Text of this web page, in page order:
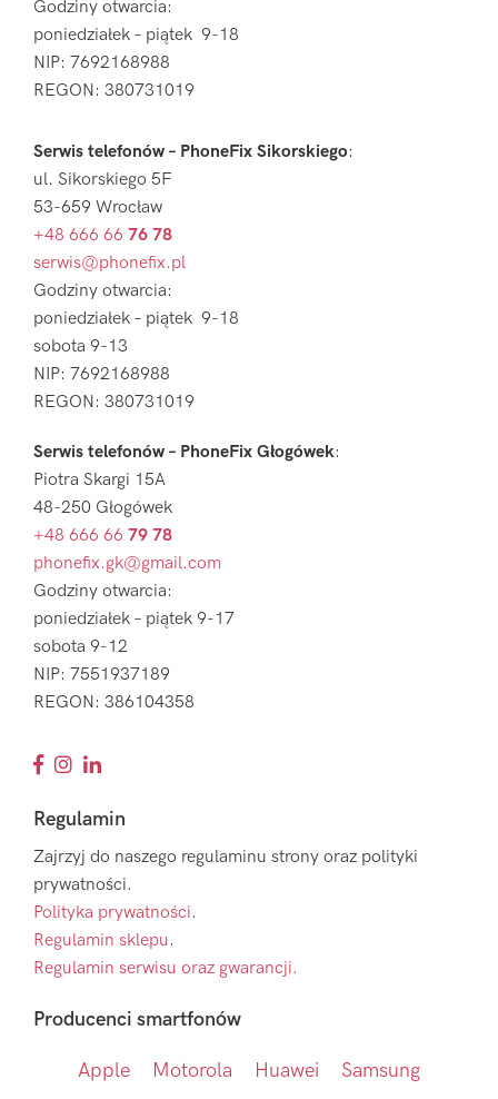
Godziny otwarcia:
poniedziałek – piątek 9-18
NIP: 7692168988
REGON: 380731019
Serwis telefonów – PhoneFix Sikorskiego:
ul. Sikorskiego 5F
53-659 Wrocław
+48 666 66 76 78
serwis@phonefix.pl
Godziny otwarcia:
poniedziałek – piątek 9-18
sobota 9-13
NIP: 7692168988
REGON: 380731019
Serwis telefonów – PhoneFix Głogówek:
Piotra Skargi 15A
48-250 Głogówek
+48 666 66 79 78
phonefix.gk@gmail.com
Godziny otwarcia:
poniedziałek – piątek 9-17
sobota 9-12
NIP: 7551937189
REGON: 386104358
Regulamin
Zajrzyj do naszego regulaminu strony oraz polityki
prywatności.
Polityka prywatności.
Regulamin sklepu.
Regulamin serwisu oraz gwarancji.
Producenci smartfonów
Apple Motorola Huawei Samsung